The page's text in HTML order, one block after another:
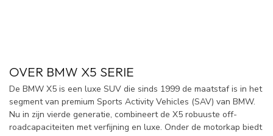
OVER BMW X5 SERIE
De BMW X5 is een luxe SUV die sinds 1999 de maatstaf is in het
segment van premium Sports Activity Vehicles (SAV) van BMW.
Nu in zijn vierde generatie, combineert de X5 robuuste off-
roadcapaciteiten met verfijning en luxe. Onder de motorkap biedt